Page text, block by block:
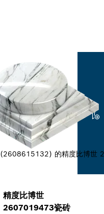
精度比博世
2607019473瓷砖
的精度比博世